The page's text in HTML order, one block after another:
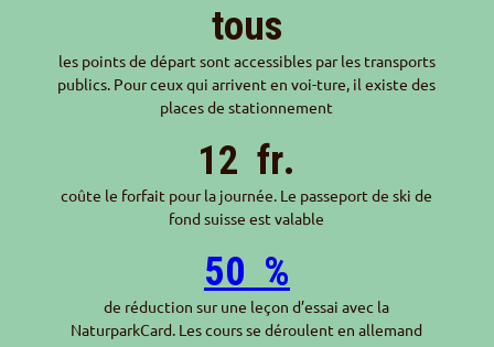
tous
les points de départ sont accessibles par les transports
publics. Pour ceux qui arrivent en voi-ture, il existe des
places de stationnement
12 fr.
coûte le forfait pour la journée. Le passeport de ski de
fond suisse est valable
50 %
de réduction sur une leçon d’essai avec la
NaturparkCard. Les cours se déroulent en allemand